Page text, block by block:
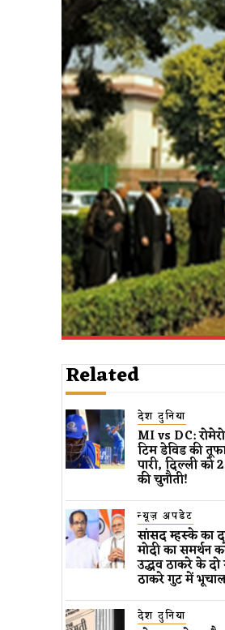
Related
देश दुनिया
MI vs DC:
टिम डेविड की
पारी, दिल्ली को
की चुनौती!
न्यूज़ अपडेट
सांसद म्हस्के का
मोदी का समर्थन
उद्धव ठाकरे के
ठाकरे गुट में
देश दुनिया